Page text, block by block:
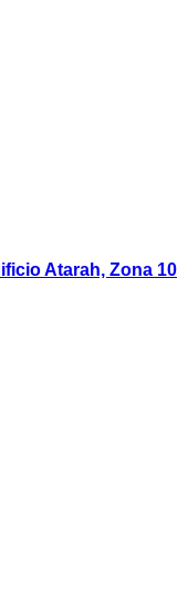
Atarah, Zona 10